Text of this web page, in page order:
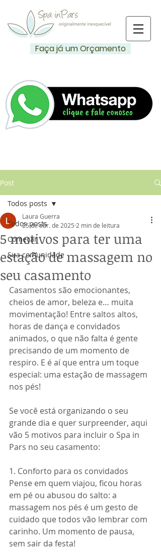
Faça já um Orçamento
Post
Todos posts
Começar
Sua comunidade
Todos posts
5 motivos para ter uma
estação de massagem no
seu casamento
Laura Guerra
25 de abr. de 2025 2 min de leitura
Casamentos são emocionantes,
cheios de amor, beleza e… muita
movimentação! Entre saltos altos,
horas de dança e convidados
animados, o que não falta é gente
precisando de um momento de
respiro. E é aí que entra um toque
especial: uma estação de massagem
nos pés!
Se você está organizando o seu
grande dia e quer surpreender, aqui
vão 5 motivos para incluir o Spa in
Pars no seu casamento:
1. Conforto para os convidados
Pense em quem viajou, ficou horas
em pé ou abusou do salto: a
massagem nos pés é um gesto de
cuidado que todos vão lembrar com
carinho. Um momento de pausa,
sem sair da festa!